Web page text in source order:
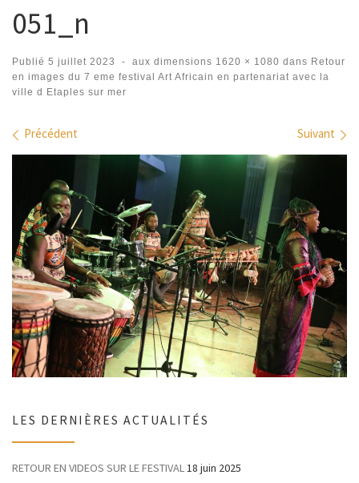
051_n
Publié 5 juillet 2023 - aux dimensions 1620 × 1080 dans Retour
en images du 7 eme festival Art Africain en partenariat avec la
ville d Etaples sur mer
Navigation des images
Précédent Suivant
LES DERNIÈRES ACTUALITÉS
RETOUR EN VIDEOS SUR LE FESTIVAL18 juin 2025